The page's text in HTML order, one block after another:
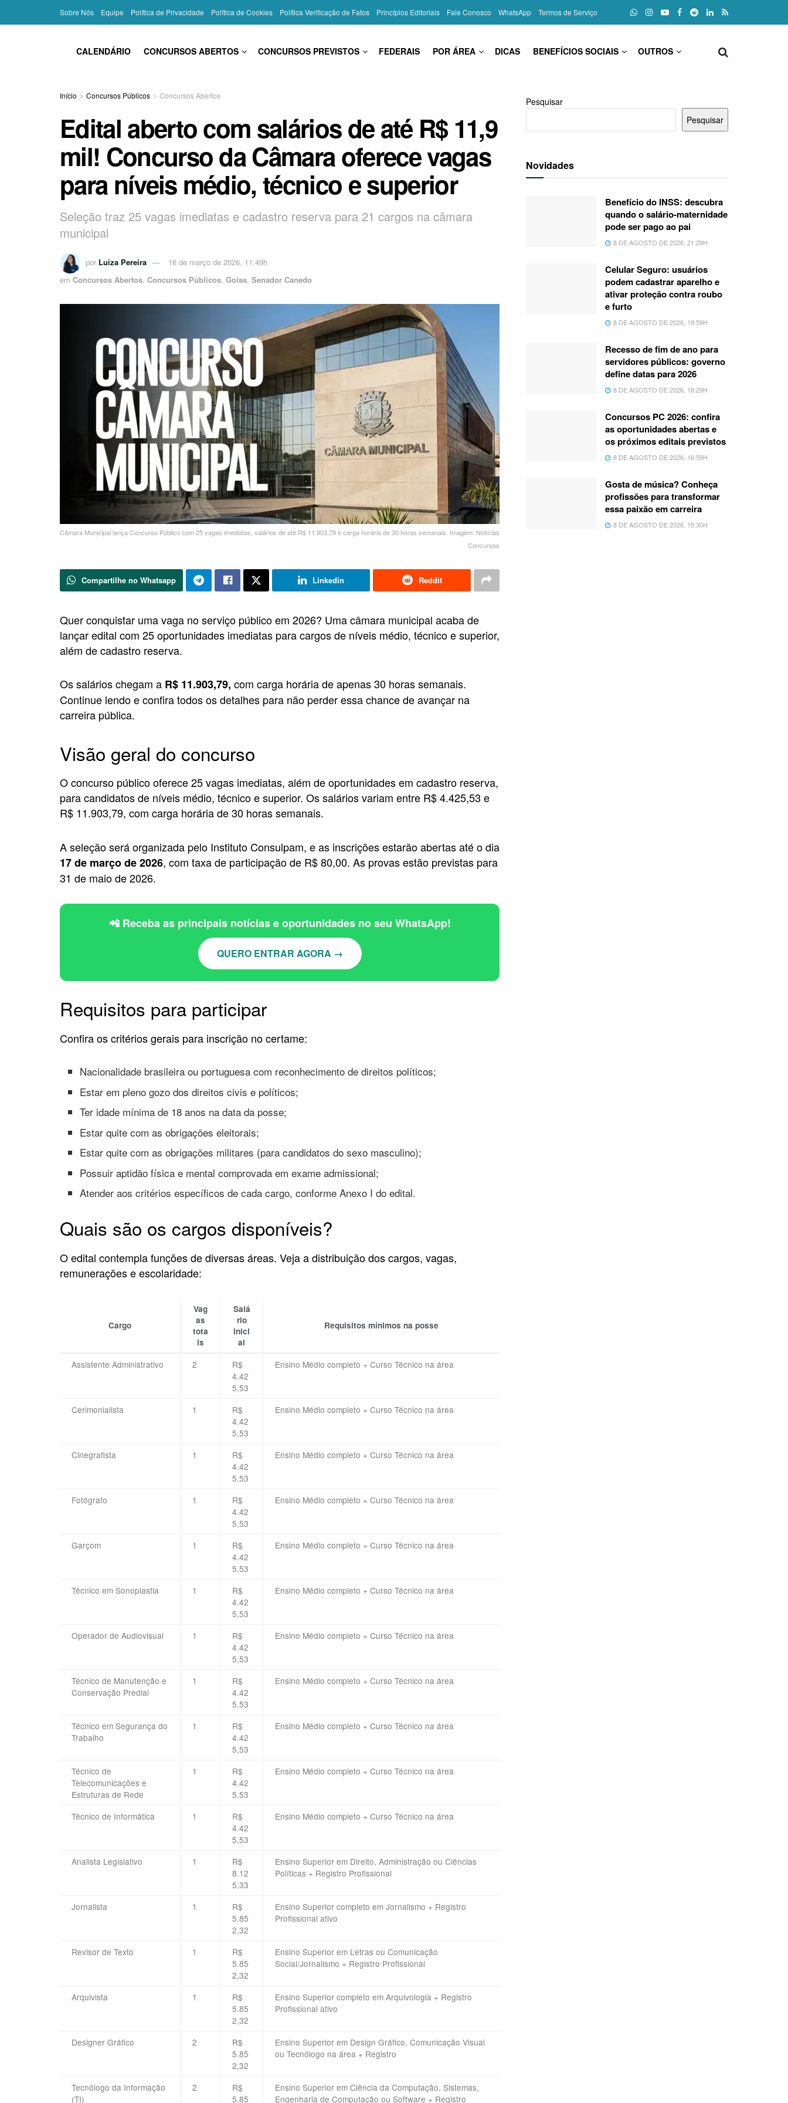
Sobre Nós Equipe Política de Privacidade Política de Cookies Política Verificação de Fatos Princípios Editoriais Fale Conosco WhatsApp Termos de Serviço
CALENDÁRIO CONCURSOS ABERTOS CONCURSOS PREVISTOS FEDERAIS POR ÁREA DICAS BENEFÍCIOS SOCIAIS OUTROS
Início Concursos Públicos Concursos Abertos
Edital aberto com salários de até R$ 11,9
mil! Concurso da Câmara oferece vagas
para níveis médio, técnico e superior
Seleção traz 25 vagas imediatas e cadastro reserva para 21 cargos na câmara
municipal
por Luiza Pereira
16 de março de 2026, 11:49h
em Concursos Abertos, Concursos Públicos, Goias, Senador Canedo
Câmara Municipal lança Concurso Público com 25 vagas imediatas, salários de até R$ 11.903,79 e carga horária de 30 horas semanais. Imagem: Notícias
Concursos
Compartilhe no Whatsapp Linkedin Reddit
Quer conquistar uma vaga no serviço público em 2026? Uma câmara municipal acaba de
lançar edital com 25 oportunidades imediatas para cargos de níveis médio, técnico e superior,
além de cadastro reserva.
Os salários chegam a R$ 11.903,79, com carga horária de apenas 30 horas semanais.
Continue lendo e confira todos os detalhes para não perder essa chance de avançar na
carreira pública.
Visão geral do concurso
O concurso público oferece 25 vagas imediatas, além de oportunidades em cadastro reserva,
para candidatos de níveis médio, técnico e superior. Os salários variam entre R$ 4.425,53 e
R$ 11.903,79, com carga horária de 30 horas semanais.
A seleção será organizada pelo Instituto Consulpam, e as inscrições estarão abertas até o dia
17 de março de 2026, com taxa de participação de R$ 80,00. As provas estão previstas para
31 de maio de 2026.
📲 Receba as principais notícias e oportunidades no seu WhatsApp!
QUERO ENTRAR AGORA →
Requisitos para participar
Confira os critérios gerais para inscrição no certame:
Nacionalidade brasileira ou portuguesa com reconhecimento de direitos políticos;
Estar em pleno gozo dos direitos civis e políticos;
Ter idade mínima de 18 anos na data da posse;
Estar quite com as obrigações eleitorais;
Estar quite com as obrigações militares (para candidatos do sexo masculino);
Possuir aptidão física e mental comprovada em exame admissional;
Atender aos critérios específicos de cada cargo, conforme Anexo I do edital.
Quais são os cargos disponíveis?
O edital contempla funções de diversas áreas. Veja a distribuição dos cargos, vagas,
remunerações e escolaridade:
Cargo
Vag
as
tota
is
Salá
rio
inici
al
Requisitos mínimos na posse
Assistente Administrativo 2
R$
4.42
5,53
Ensino Médio completo + Curso Técnico na área
Cerimonialista 1
R$
4.42
5,53
Ensino Médio completo + Curso Técnico na área
Cinegrafista 1
R$
4.42
5,53
Ensino Médio completo + Curso Técnico na área
Fotógrafo 1
R$
4.42
5,53
Ensino Médio completo + Curso Técnico na área
Garçom 1
R$
4.42
5,53
Ensino Médio completo + Curso Técnico na área
Técnico em Sonoplastia 1
R$
4.42
5,53
Ensino Médio completo + Curso Técnico na área
Operador de Audiovisual 1
R$
4.42
5,53
Ensino Médio completo + Curso Técnico na área
Técnico de Manutenção e
Conservação Predial
1
R$
4.42
5,53
Ensino Médio completo + Curso Técnico na área
Técnico em Segurança do
Trabalho
1
R$
4.42
5,53
Ensino Médio completo + Curso Técnico na área
Técnico de
Telecomunicações e
Estruturas de Rede
1
R$
4.42
5,53
Ensino Médio completo + Curso Técnico na área
Técnico de Informática 1
R$
4.42
5,53
Ensino Médio completo + Curso Técnico na área
Analista Legislativo 1
R$
8.12
5,33
Ensino Superior em Direito, Administração ou Ciências
Políticas + Registro Profissional
Jornalista 1
R$
5.85
2,32
Ensino Superior completo em Jornalismo + Registro
Profissional ativo
Revisor de Texto 1
R$
5.85
2,32
Ensino Superior em Letras ou Comunicação
Social/Jornalismo + Registro Profissional
Arquivista 1
R$
5.85
2,32
Ensino Superior completo em Arquivologia + Registro
Profissional ativo
Designer Gráfico 2
R$
5.85
2,32
Ensino Superior em Design Gráfico, Comunicação Visual
ou Tecnólogo na área + Registro
Tecnólogo da Informação
(TI)
2
R$
5.85
Ensino Superior em Ciência da Computação, Sistemas,
Engenharia de Computação ou Software + Registro
Pesquisar
Pesquisar
Novidades
Benefício do INSS: descubra
quando o salário-maternidade
pode ser pago ao pai
8 DE AGOSTO DE 2026, 21:29H
Celular Seguro: usuários
podem cadastrar aparelho e
ativar proteção contra roubo
e furto
8 DE AGOSTO DE 2026, 19:59H
Recesso de fim de ano para
servidores públicos: governo
define datas para 2026
8 DE AGOSTO DE 2026, 18:29H
Concursos PC 2026: confira
as oportunidades abertas e
os próximos editais previstos
8 DE AGOSTO DE 2026, 16:59H
Gosta de música? Conheça
profissões para transformar
essa paixão em carreira
8 DE AGOSTO DE 2026, 15:30H